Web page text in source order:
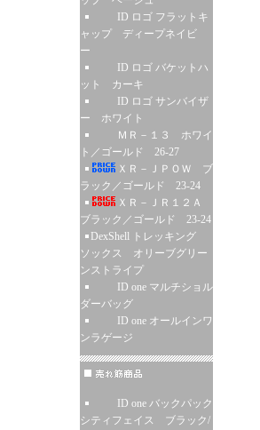
ID ロゴ フラットキ
ャップ ディープネイビ
ー
ID ロゴ バケットハ
ット カーキ
ID ロゴ サンバイザ
ー ホワイト
ＭＲ－１３ ホワイ
ト／ゴールド 26-27
ＸＲ－ＪＰＯＷ ブ
ラック／ゴールド 23-24
ＸＲ－ＪＲ１２Ａ
ブラック／ゴールド 23-24
DexShell トレッキング
ソックス オリーブグリー
ンストライプ
ID one マルチショル
ダーバッグ
ID one オールインワ
ンラゲージ
ID one バックパック
シティフェイス ブラック/